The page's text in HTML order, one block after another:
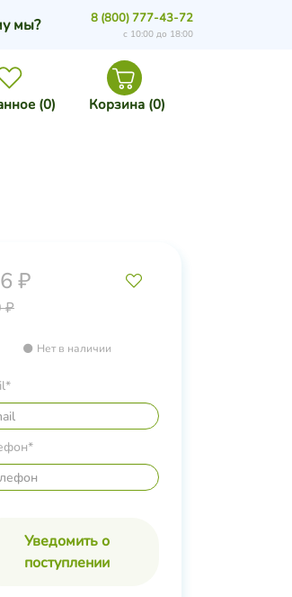
(0) Корзина (0)
мы? 8 (800) 777-43-72
с 10:00 до 18:00
₽
₽
Нет в наличии
Уведомить о
поступлении